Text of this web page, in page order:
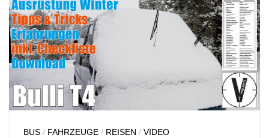
BUS / FAHRZEUGE / REISEN / VIDEO